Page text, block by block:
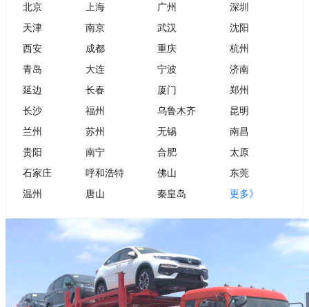
北京 上海 广州
深圳
天津
南京 武汉
沈阳
西安
成都 重庆
杭州
青岛
大连 宁波
济南
延边
长春 厦门
郑州
长沙
福州 乌鲁木齐
昆明
兰州
苏州 无锡
南昌
贵阳
南宁 合肥
太原
石家庄
呼和浩特 佛山
东莞
温州
唐山 秦皇岛 更多》